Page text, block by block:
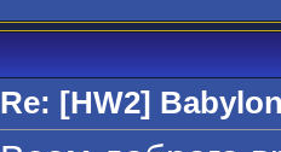
Re: [HW2]